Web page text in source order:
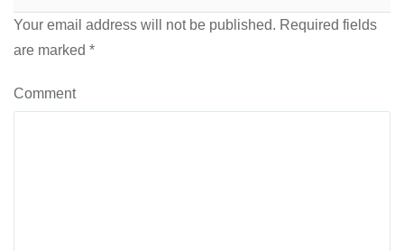
Your email address will not be published. Required fields
are marked *
Comment